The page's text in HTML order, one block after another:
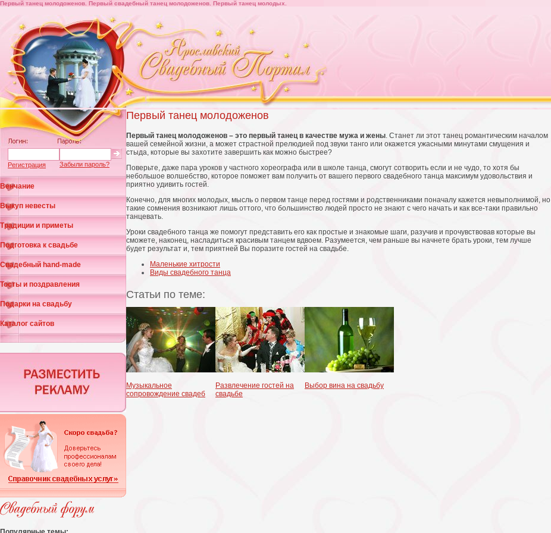
Первый танец молодоженов. Первый свадебный танец молодоженов. Первый танец молодых.
Регистрация Забыли пароль?
Венчание
Выкуп невесты
Традиции и приметы
Подготовка к свадьбе
Свадебный hand-made
Тосты и поздравления
Подарки на свадьбу
Каталог сайтов
Первый танец молодоженов
Первый танец молодоженов – это первый танец в качестве мужа и жены. Станет ли этот танец романтическим началом
вашей семейной жизни, а может страстной прелюдией под звуки танго или окажется ужасными минутами смущения и
стыда, которые вы захотите завершить как можно быстрее?
Поверьте, даже пара уроков у частного хореографа или в школе танца, смогут сотворить если и не чудо, то хотя бы
небольшое волшебство, которое поможет вам получить от вашего первого свадебного танца максимум удовольствия и
приятно удивить гостей.
Конечно, для многих молодых, мысль о первом танце перед гостями и родственниками поначалу кажется невыполнимой, но
такие сомнения возникают лишь оттого, что большинство людей просто не знают с чего начать и как все-таки правильно
танцевать.
Уроки свадебного танца же помогут представить его как простые и знакомые шаги, разучив и прочувствовав которые вы
сможете, наконец, насладиться красивым танцем вдвоем. Разумеется, чем раньше вы начнете брать уроки, тем лучше
будет результат и, тем приятней Вы поразите гостей на свадьбе.
Маленькие хитрости
Виды свадебного танца
Статьи по теме:
Музыкальное
сопровождение свадеб
Развлечение гостей на
свадьбе
Выбор вина на свадьбу